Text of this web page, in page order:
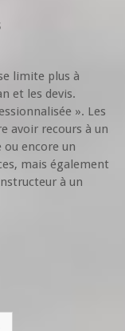
limite plus à
et les devis.
». Les
avoir recours à un
encore un
mais également
à un